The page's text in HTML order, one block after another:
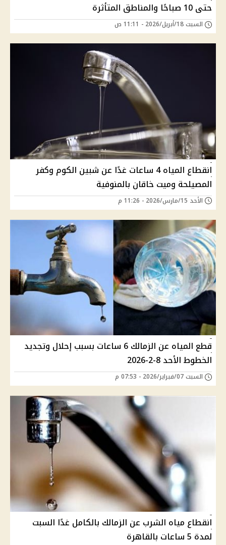
حتى 10 صباحًا والمناطق المتأثرة
السبت 18/أبريل/2026 - 11:11 ص
انقطاع المياه 4 ساعات غدًا عن شبين الكوم وكفر
المصيلحة وميت خاقان بالمنوفية
الأحد 15/مارس/2026 - 11:26 م
قطع المياه عن الزمالك 6 ساعات بسبب إحلال وتجديد
الخطوط الأحد 8-2-2026
السبت 07/فبراير/2026 - 07:53 م
انقطاع مياه الشرب عن الزمالك بالكامل غدًا السبت
لمدة 5 ساعات بالقاهرة